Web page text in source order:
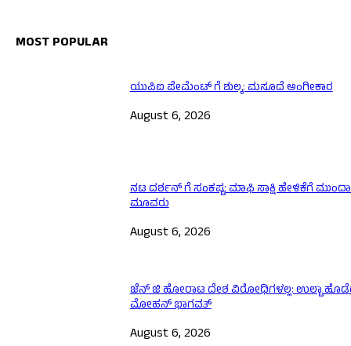
MOST POPULAR
ಯುಪಿಐ ಪೇಮೆಂಟ್ ಗೆ ಶುಲ್ಕ: ಮಸೂದೆ ಅಂಗೀಕಾರ
August 6, 2026
ನಟ ದರ್ಶನ್ ಗೆ ಸಂಕಷ್ಟ: ಮಾಫಿ ಸಾಕ್ಷಿ ಹೇಳಿಕೆಗೆ
ಮೂವರು
August 6, 2026
ಜೆನ್ ಜಿ ಹೋರಾಟ ದೇಶ ವಿರೋಧಿಗಳಲ್ಲ: ಉಲ್ಟಾ
ಮೋಹನ್ ಭಾಗವತ್
August 6, 2026